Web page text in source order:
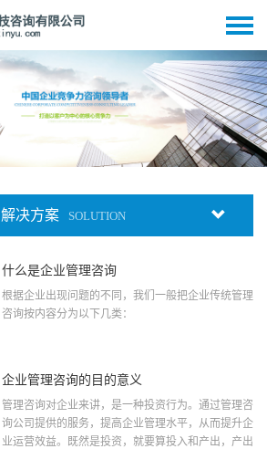
解决方案 SOLUTION
什么是企业管理咨询
根据企业出现问题的不同，我们一般把企业传统管理
咨询按内容分为以下几类：
企业管理咨询的目的意义
管理咨询对企业来讲，是一种投资行为。通过管理咨
询公司提供的服务，提高企业管理水平，从而提升企
业运营效益。既然是投资，就要算投入和产出，产出